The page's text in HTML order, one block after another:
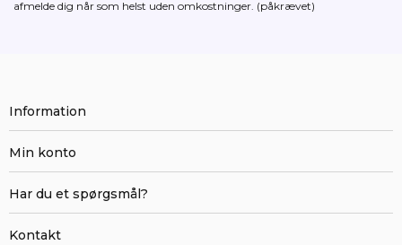
afmelde dig når som helst uden omkostninger. (påkrævet)
Information
Min konto
Har du et spørgsmål?
Kontakt